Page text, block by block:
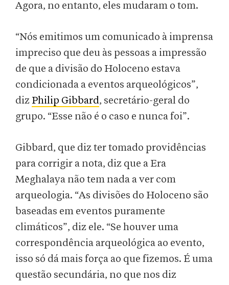
Agora, no entanto, eles mudaram o tom.
“Nós emitimos um comunicado à imprensa
impreciso que deu às pessoas a impressão
de que a divisão do Holoceno estava
condicionada a eventos arqueológicos”,
diz Philip Gibbard, secretário-geral do
grupo. “Esse não é o caso e nunca foi”.
Gibbard, que diz ter tomado providências
para corrigir a nota, diz que a Era
Meghalaya não tem nada a ver com
arqueologia. “As divisões do Holoceno são
baseadas em eventos puramente
climáticos”, diz ele. “Se houver uma
correspondência arqueológica ao evento,
isso só dá mais força ao que fizemos. É uma
questão secundária, no que nos diz